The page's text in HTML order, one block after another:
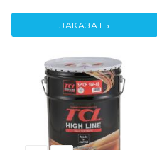
ЗАКАЗАТЬ